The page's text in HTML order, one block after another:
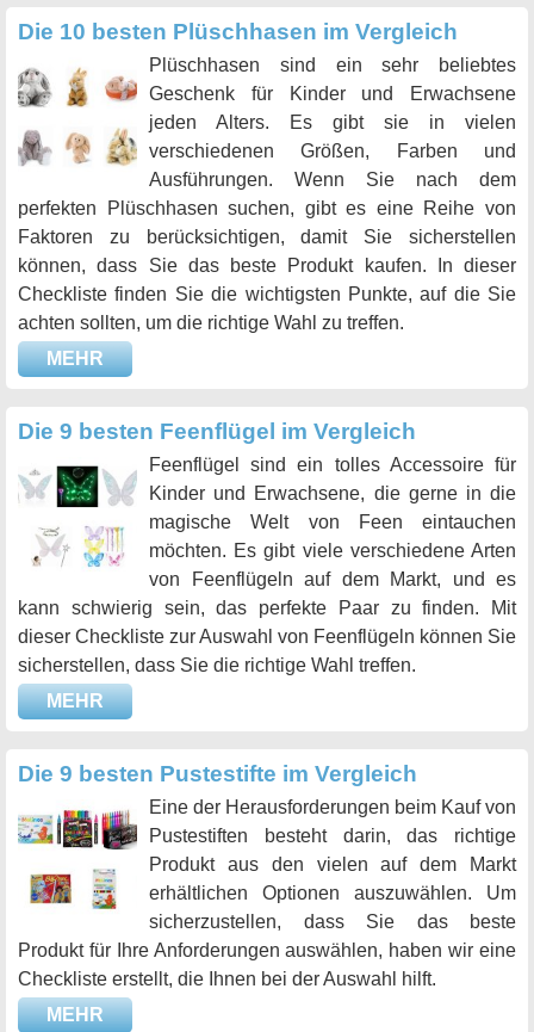
Die 10 besten Plüschhasen im Vergleich
Plüschhasen sind ein sehr beliebtes
Geschenk für Kinder und Erwachsene
jeden Alters. Es gibt sie in vielen
verschiedenen Größen, Farben und
Ausführungen. Wenn Sie nach dem
perfekten Plüschhasen suchen, gibt es eine Reihe von
Faktoren zu berücksichtigen, damit Sie sicherstellen
können, dass Sie das beste Produkt kaufen. In dieser
Checkliste finden Sie die wichtigsten Punkte, auf die Sie
achten sollten, um die richtige Wahl zu treffen.
MEHR
Die 9 besten Feenflügel im Vergleich
Feenflügel sind ein tolles Accessoire für
Kinder und Erwachsene, die gerne in die
magische Welt von Feen eintauchen
möchten. Es gibt viele verschiedene Arten
von Feenflügeln auf dem Markt, und es
kann schwierig sein, das perfekte Paar zu finden. Mit
dieser Checkliste zur Auswahl von Feenflügeln können Sie
sicherstellen, dass Sie die richtige Wahl treffen.
MEHR
Die 9 besten Pustestifte im Vergleich
Eine der Herausforderungen beim Kauf von
Pustestiften besteht darin, das richtige
Produkt aus den vielen auf dem Markt
erhältlichen Optionen auszuwählen. Um
sicherzustellen, dass Sie das beste
Produkt für Ihre Anforderungen auswählen, haben wir eine
Checkliste erstellt, die Ihnen bei der Auswahl hilft.
MEHR